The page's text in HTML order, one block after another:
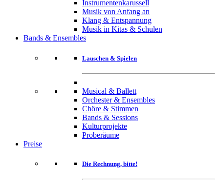
Instrumentenkarussell
Musik von Anfang an
Klang & Entspannung
Musik in Kitas & Schulen
Bands & Ensembles
Lauschen & Spielen
Musical & Ballett
Orchester & Ensembles
Chöre & Stimmen
Bands & Sessions
Kulturprojekte
Proberäume
Preise
Die Rechnung, bitte!